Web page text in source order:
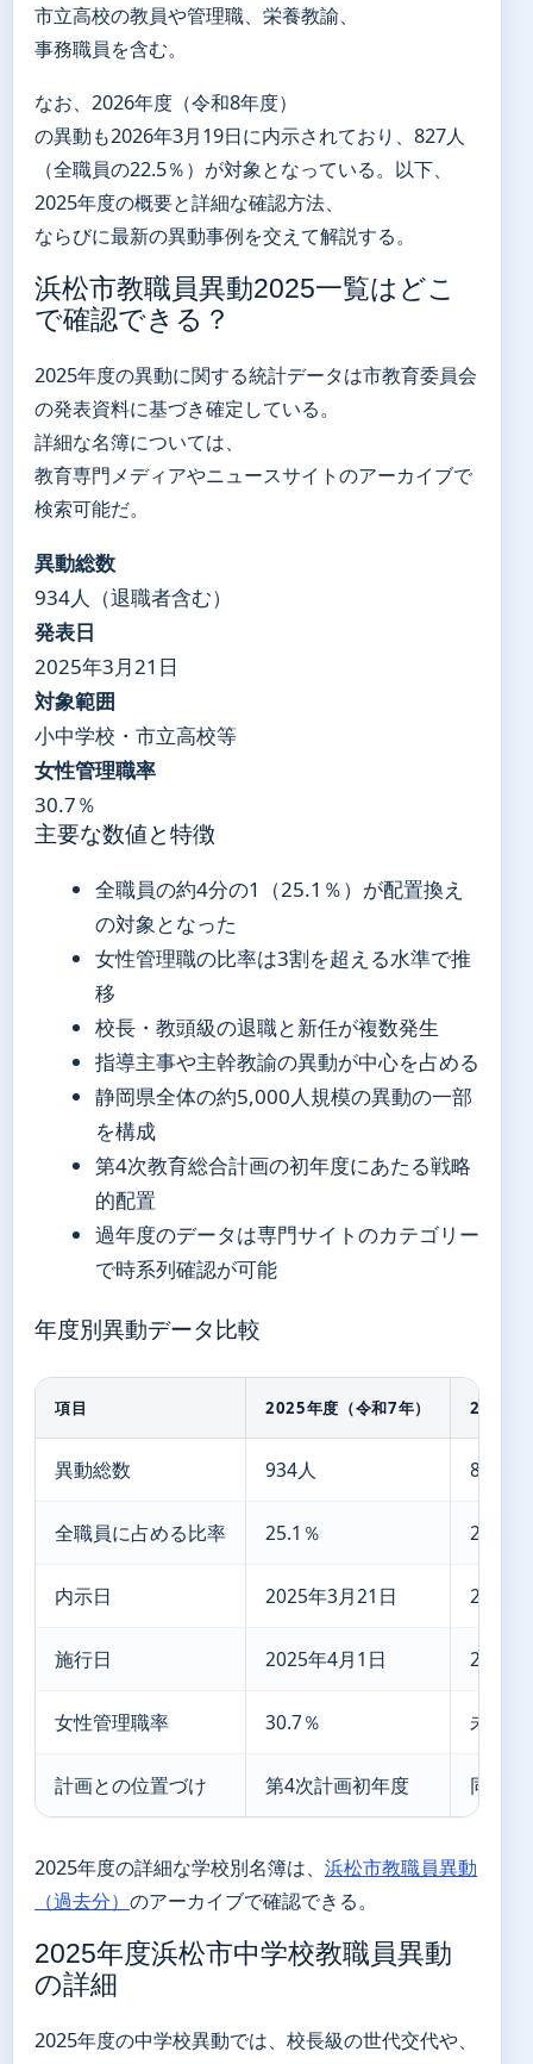
市立高校の教員や管理職、栄養教諭、
事務職員を含む。
なお、2026年度（令和8年度）
の異動も2026年3月19日に内示されており、827人
（全職員の22.5％）が対象となっている。以下、
2025年度の概要と詳細な確認方法、
ならびに最新の異動事例を交えて解説する。
浜松市教職員異動2025一覧はどこ
で確認できる？
2025年度の異動に関する統計データは市教育委員会
の発表資料に基づき確定している。
詳細な名簿については、
教育専門メディアやニュースサイトのアーカイブで
検索可能だ。
異動総数
934人（退職者含む）
発表日
2025年3月21日
対象範囲
小中学校・市立高校等
女性管理職率
30.7％
主要な数値と特徴
全職員の約4分の1（25.1％）が配置換え
の対象となった
女性管理職の比率は3割を超える水準で推
移
校長・教頭級の退職と新任が複数発生
指導主事や主幹教諭の異動が中心を占める
静岡県全体の約5,000人規模の異動の一部
を構成
第4次教育総合計画の初年度にあたる戦略
的配置
過年度のデータは専門サイトのカテゴリー
で時系列確認が可能
年度別異動データ比較
項目 2025年度（令和7年） 2026年
異動総数 934人 827人
全職員に占める比率 25.1％ 22.5％
内示日 2025年3月21日 2026
施行日 2025年4月1日 2026
女性管理職率 30.7％ 未発表
計画との位置づけ 第4次計画初年度 同計画
2025年度の詳細な学校別名簿は、 浜松市教職員異動
（過去分） のアーカイブで確認できる。
2025年度浜松市中学校教職員異動
の詳細
2025年度の中学校異動では、校長級の世代交代や、